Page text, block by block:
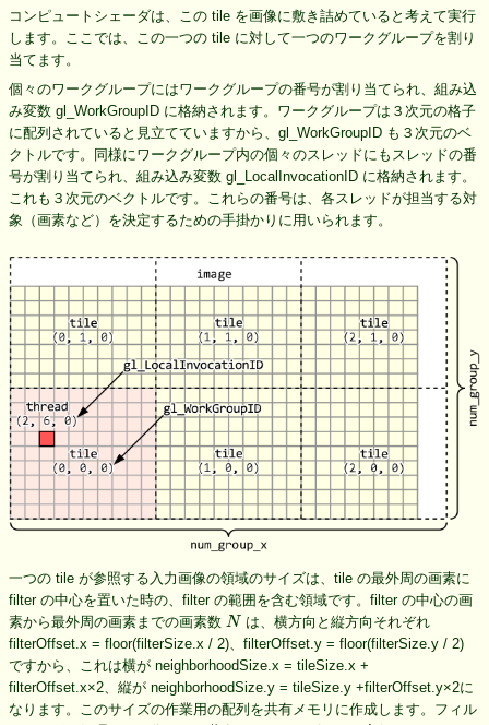
コンピュートシェーダは、この tile を画像に敷き詰めていると考えて実行
します。ここでは、この一つの tile に対して一つのワークグループを割り
当てます。
個々のワークグループにはワークグループの番号が割り当てられ、組み込
み変数 gl_WorkGroupID に格納されます。ワークグループは３次元の格子
に配列されていると見立てていますから、gl_WorkGroupID も３次元のベ
クトルです。同様にワークグループ内の個々のスレッドにもスレッドの番
号が割り当てられ、組み込み変数 gl_LocalInvocationID に格納されます。
これも３次元のベクトルです。これらの番号は、各スレッドが担当する対
象（画素など）を決定するための手掛かりに用いられます。
一つの tile が参照する入力画像の領域のサイズは、tile の最外周の画素に
filter の中心を置いた時の、filter の範囲を含む領域です。filter の中心の画
素から最外周の画素までの画素数
N
は、横方向と縦方向それぞれ
filterOffset.x = floor(filterSize.x / 2)、filterOffset.y = floor(filterSize.y / 2)
ですから、これは横が neighborhoodSize.x = tileSize.x +
filterOffset.x×2、縦が neighborhoodSize.y = tileSize.y +filterOffset.y×2に
なります。このサイズの作業用の配列を共有メモリに作成します。フィル